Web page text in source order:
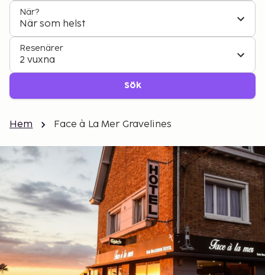
När?
När som helst
Resenärer
2 vuxna
Sök
Hem Face à La Mer Gravelines